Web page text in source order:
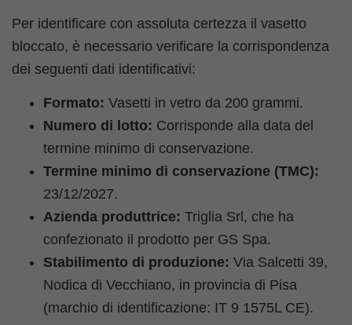
Per identificare con assoluta certezza il vasetto
bloccato, è necessario verificare la corrispondenza
dei seguenti dati identificativi:
Formato: Vasetti in vetro da 200 grammi.
Numero di lotto: Corrisponde alla data del
termine minimo di conservazione.
Termine minimo di conservazione (TMC):
23/12/2027.
Azienda produttrice: Triglia Srl, che ha
confezionato il prodotto per GS Spa.
Stabilimento di produzione: Via Salcetti 39,
Nodica di Vecchiano, in provincia di Pisa
(marchio di identificazione: IT 9 1575L CE).